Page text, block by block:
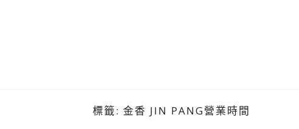
標籤: 金香 JIN PANG營業時間